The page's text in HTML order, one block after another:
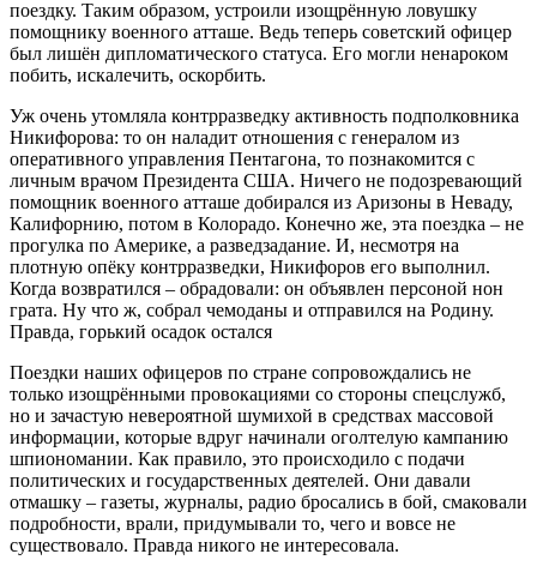
поездку. Таким образом, устроили изощрённую ловушку
помощнику военного атташе. Ведь теперь советский офицер
был лишён дипломатического статуса. Его могли ненароком
побить, искалечить, оскорбить.
Уж очень утомляла контрразведку активность подполковника
Никифорова: то он наладит отношения с генералом из
оперативного управления Пентагона, то познакомится с
личным врачом Президента США. Ничего не подозревающий
помощник военного атташе добирался из Аризоны в Неваду,
Калифорнию, потом в Колорадо. Конечно же, эта поездка – не
прогулка по Америке, а разведзадание. И, несмотря на
плотную опёку контрразведки, Никифоров его выполнил.
Когда возвратился – обрадовали: он объявлен персоной нон
грата. Ну что ж, собрал чемоданы и отправился на Родину.
Правда, горький осадок остался
Поездки наших офицеров по стране сопровождались не
только изощрёнными провокациями со стороны спецслужб,
но и зачастую невероятной шумихой в средствах массовой
информации, которые вдруг начинали оголтелую кампанию
шпиономании. Как правило, это происходило с подачи
политических и государственных деятелей. Они давали
отмашку – газеты, журналы, радио бросались в бой, смаковали
подробности, врали, придумывали то, чего и вовсе не
существовало. Правда никого не интересовала.